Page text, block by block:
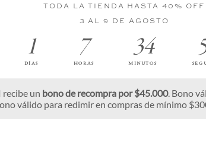
TODA LA TIENDA HASTA 40% OFF
3 AL 9 DE AGOSTO
1
DÍAS
7
HORAS
34
MINUTOS
un bono de recompra por $45.000. Bono
válido para redimir en compras de mínimo